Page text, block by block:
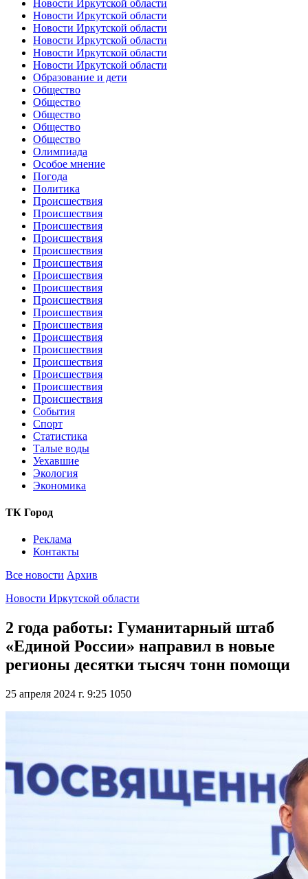
Новости Иркутской области
Новости Иркутской области
Новости Иркутской области
Новости Иркутской области
Новости Иркутской области
Новости Иркутской области
Образование и дети
Общество
Общество
Общество
Общество
Общество
Олимпиада
Особое мнение
Погода
Политика
Происшествия
Происшествия
Происшествия
Происшествия
Происшествия
Происшествия
Происшествия
Происшествия
Происшествия
Происшествия
Происшествия
Происшествия
Происшествия
Происшествия
Происшествия
Происшествия
Происшествия
События
Спорт
Статистика
Талые воды
Уехавшие
Экология
Экономика
ТК Город
Реклама
Контакты
Все новости Архив
Новости Иркутской области
2 года работы: Гуманитарный штаб
«Единой России» направил в новые
регионы десятки тысяч тонн помощи
25 апреля 2024 г. 9:25 1050